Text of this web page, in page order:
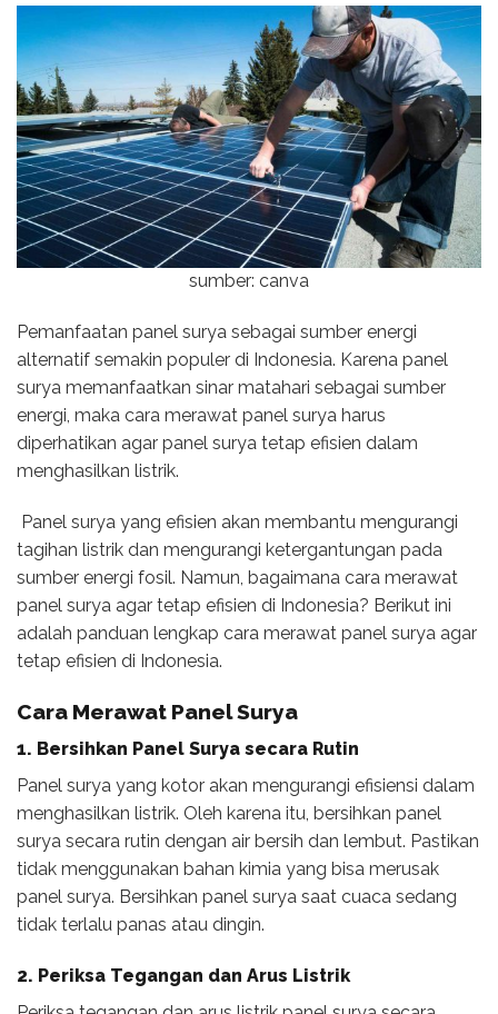
sumber: canva
Pemanfaatan panel surya sebagai sumber energi
alternatif semakin populer di Indonesia. Karena panel
surya memanfaatkan sinar matahari sebagai sumber
energi, maka cara merawat panel surya harus
diperhatikan agar panel surya tetap efisien dalam
menghasilkan listrik.
Panel surya yang efisien akan membantu mengurangi
tagihan listrik dan mengurangi ketergantungan pada
sumber energi fosil. Namun, bagaimana cara merawat
panel surya agar tetap efisien di Indonesia? Berikut ini
adalah panduan lengkap cara merawat panel surya agar
tetap efisien di Indonesia.
Cara Merawat Panel Surya
1. Bersihkan Panel Surya secara Rutin
Panel surya yang kotor akan mengurangi efisiensi dalam
menghasilkan listrik. Oleh karena itu, bersihkan panel
surya secara rutin dengan air bersih dan lembut. Pastikan
tidak menggunakan bahan kimia yang bisa merusak
panel surya. Bersihkan panel surya saat cuaca sedang
tidak terlalu panas atau dingin.
2. Periksa Tegangan dan Arus Listrik